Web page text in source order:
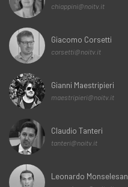
chiappini@noitv.it
Giacomo Corsetti
corsetti@noitv.it
Gianni Maestripieri
maestripieri@noitv.it
Claudio Tanteri
tanteri@noitv.it
Leonardo Monselesan